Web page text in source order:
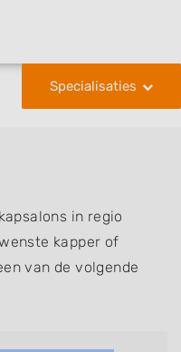
Specialisaties
in regio
kapper of
van de volgende
mannen of